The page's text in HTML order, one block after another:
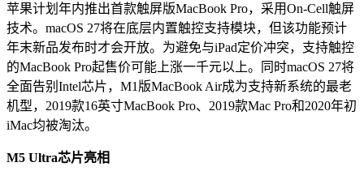
苹果计划年内推出首款触屏版MacBook Pro，采用On-Cell触屏
技术。macOS 27将在底层内置触控支持模块，但该功能预计
年末新品发布时才会开放。为避免与iPad定价冲突，支持触控
的MacBook Pro起售价可能上涨一千元以上。同时macOS 27将
全面告别Intel芯片，M1版MacBook Air成为支持新系统的最老
机型，2019款16英寸MacBook Pro、2019款Mac Pro和2020年初
iMac均被淘汰。
M5 Ultra芯片亮相